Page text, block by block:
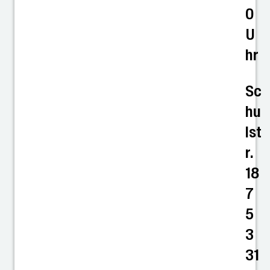
0
U
hr
Sc
hu
lst
r.
18
7
5
3
31